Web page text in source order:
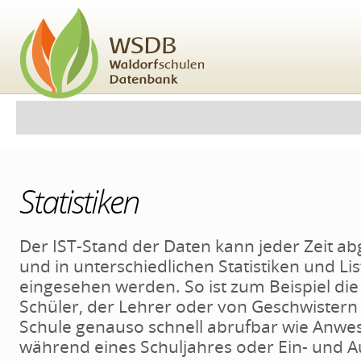
zum
Inhalt
|
Direkt
zur
Navigation
Statistiken
Der IST-Stand der Daten kann jeder Zeit
und in unterschiedlichen Statistiken und
eingesehen werden. So ist zum Beispiel
Schüler, der Lehrer oder von
Schule genauso schnell abrufbar wie
während eines Schuljahres oder Ein- und